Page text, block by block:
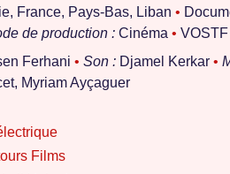
France, Pays-Bas, Liban •
de production : Cinéma •
Ferhani • Son : Djamel Kerkar •
Myriam Ayçaguer
Films